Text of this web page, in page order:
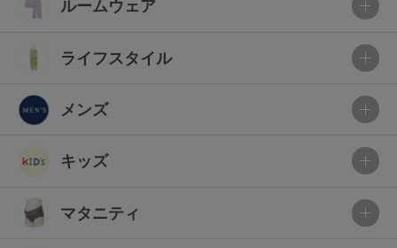
ルームウェア
ライフスタイル
メンズ
キッズ
マタニティ